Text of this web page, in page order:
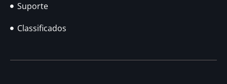
Suporte
Classificados